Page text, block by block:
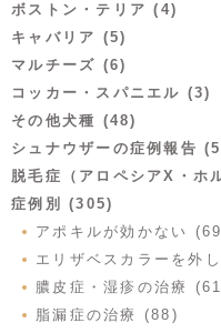
ボストン・テリア (4)
キャバリア (5)
マルチーズ (6)
コッカー・スパニエル (3)
その他犬種 (48)
シュナウザーの症例報告
脱毛症（アロペシアX・ホ
症例別 (305)
アポキルが効かない
エリザベスカラーを外
膿皮症・湿疹の治療
脂漏症の治療 (88)